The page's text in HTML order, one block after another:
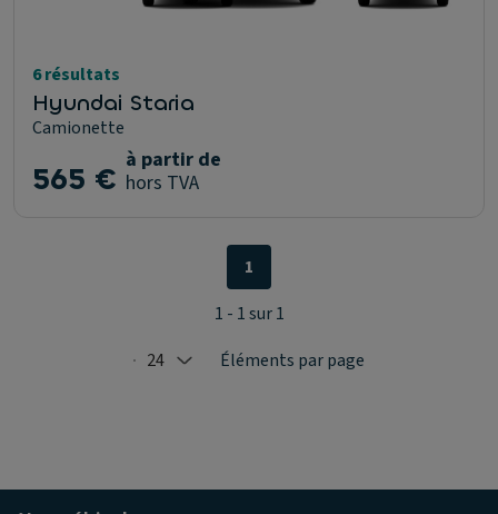
6 résultats
Hyundai Staria
Camionette
565 € à partir de
hors TVA
Selected: 24
24 Éléments par page
1
1 - 1 sur 1